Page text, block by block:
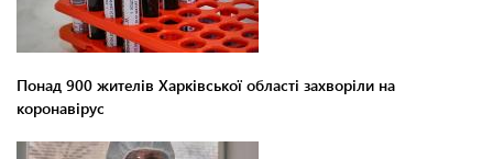
Понад 900 жителів Харківської області захворіли на
коронавірус